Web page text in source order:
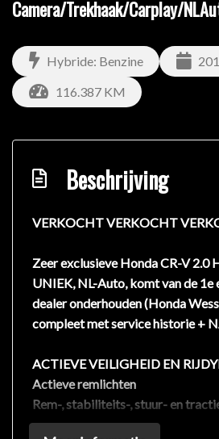
Camera/Trekhaak/Carplay/
Hybride: Benzine
116.387 KM
Beschrijving
VERKOCHT VERKOCHT
Zeer exclusieve Honda CR-V 2.0
UNIEK, NL-Auto, komt van de 1e
dealer onderhouden (Honda
compleet met service historie +
ACTIEVE VEILIGHEID EN
Actieve remlichten
Rem-, stabiliteits-, stuur- en
: ABS / BAS / TRC